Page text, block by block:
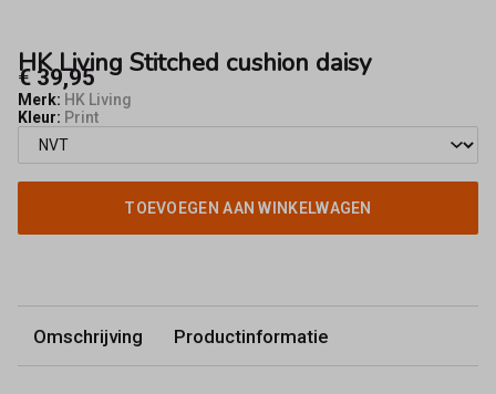
HK Living Stitched cushion daisy
€ 39,95
Merk: HK Living
Kleur: Print
TOEVOEGEN AAN WINKELWAGEN
Omschrijving Productinformatie